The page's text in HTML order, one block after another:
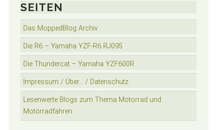
SEITEN
Das MoppedBlog Archiv
Die R6 – Yamaha YZF-R6 RJ095
Die Thundercat – Yamaha YZF600R
Impressum / Über… / Datenschutz
Lesenwerte Blogs zum Thema Motorrad und
Motorradfahren